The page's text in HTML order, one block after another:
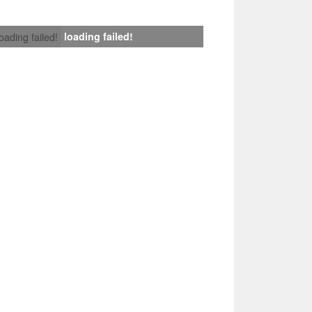
failed! loading failed!